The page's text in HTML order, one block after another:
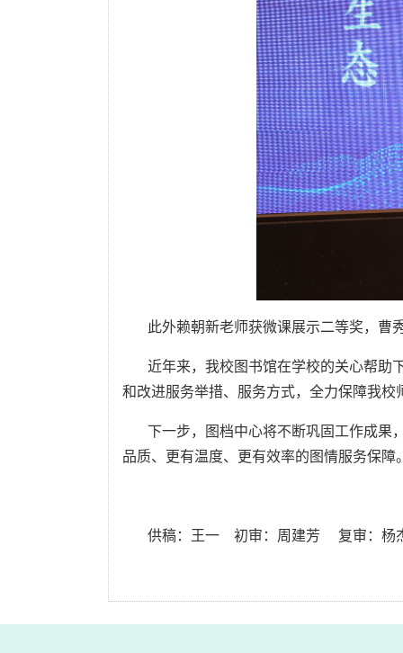
此外赖朝新老师获微课展示二等奖，曹
近年来，我校图书馆在学校的关心帮助
和改进服务举措、服务方式，全力保障我
下一步，图档中心将不断巩固工作成果
品质、更有温度、更有效率的图情服务保障
供稿：王一 初审：周建芳 复审：杨